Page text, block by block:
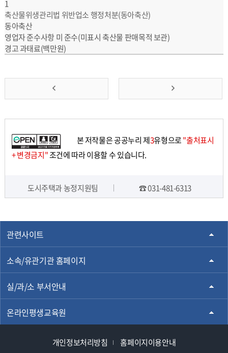
1
축산물위생관리법 위반업소 행정처분(동아축산)
동아축산
영업자 준수사항 미 준수(미표시 축산물 판매목적 보관)
경고 과태료(백만원)
가
본 저작물은 공공누리 제3유형으로"출처표시
+ 변경금지"조건에 따라 이용할 수 있습니다.
도시주택과 농정지원팀 ☎ 031-481-6313
관련사이트
소속/유관기관 홈페이지
실/과/소 부서안내
온라인평생교육원
개인정보처리방침 홈페이지이용안내